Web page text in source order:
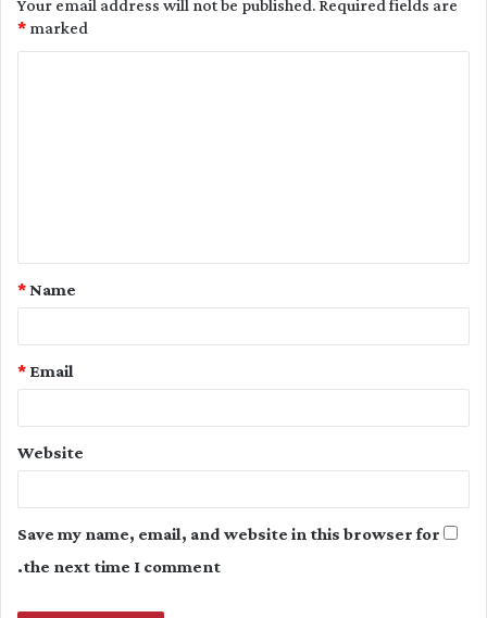
Your email address will not be published.Required fields are
marked
*
t
Name
*
Email
*
Website
Save my name, email, and website in this browser for
the next time I comment.